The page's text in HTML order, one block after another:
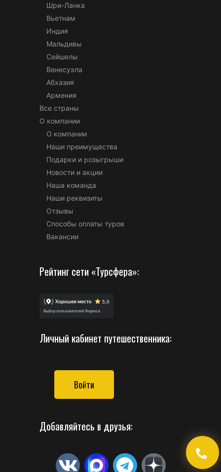
Шри-Ланка
Вьетнам
Индия
Мальдивы
Сейшелы
Венесуэла
Абхазия
Армения
Все страны
О компании
О компании
Наши преимущества
Подарки и розыгрыши
Новости и акции
Наша команда
Наши реквизиты
Отзывы
Способы оплаты туров
Вакансии
Рейтинг сети «Турсфера»:
Личный кабинет путешественника:
Войти
Добавляйтесь в друзья: